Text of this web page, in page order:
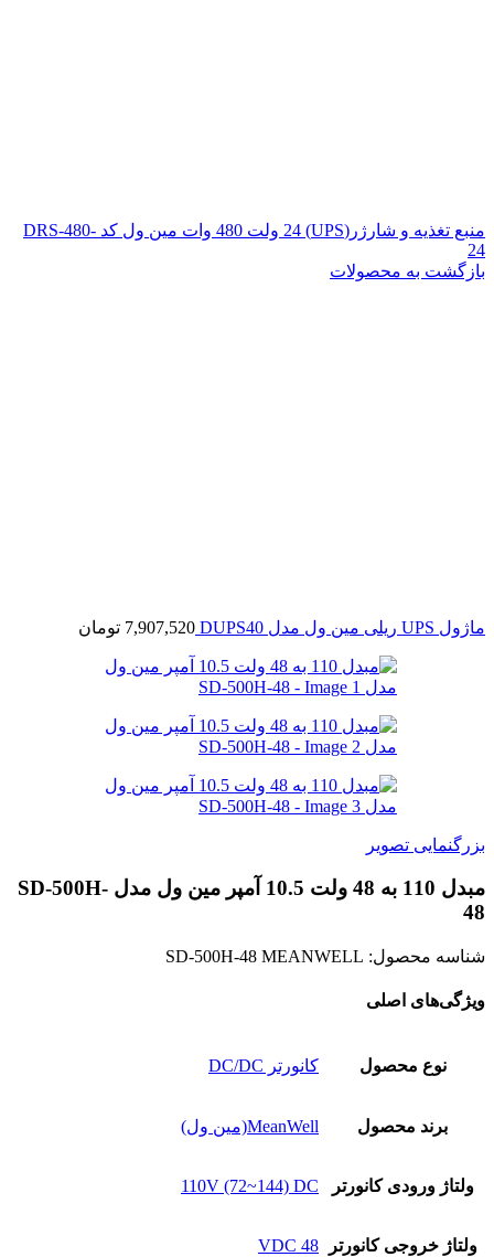
منبع تغذیه و شارژر(UPS) 24 ولت 480 وات مین ول کد DRS-480-
24
بازگشت به محصولات
ماژول UPS ریلی مین ول مدل DUPS40 7,907,520 تومان
بزرگنمایی تصویر
مبدل 110 به 48 ولت 10.5 آمپر مین ول مدل SD-500H-
48
شناسه محصول: SD-500H-48 MEANWELL
ویژگی‌های اصلی
نوع محصول کانورتر DC/DC
برند محصول MeanWell(مین ول)
ولتاژ ورودی کانورتر 110V (72~144) DC
ولتاژ خروجی کانورتر 48 VDC